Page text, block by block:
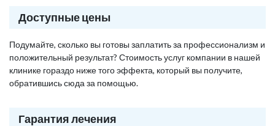
Доступные цены
Подумайте, сколько вы готовы заплатить за профессионализм и
положительный результат? Стоимость услуг компании в нашей
клинике гораздо ниже того эффекта, который вы получите,
обратившись сюда за помощью.
Гарантия лечения